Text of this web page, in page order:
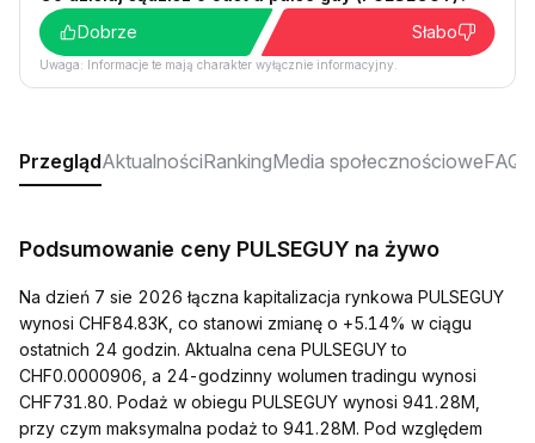
Dobrze
Słabo
Uwaga: Informacje te mają charakter wyłącznie informacyjny.
PrzeglądAktualnościRankingMedia społecznościoweFAQ
Podsumowanie ceny PULSEGUY na żywo
Na dzień 7 sie 2026 łączna kapitalizacja rynkowa PULSEGUY
wynosi CHF84.83K, co stanowi zmianę o +5.14% w ciągu
ostatnich 24 godzin. Aktualna cena PULSEGUY to
CHF0.0000906, a 24-godzinny wolumen tradingu wynosi
CHF731.80. Podaż w obiegu PULSEGUY wynosi 941.28M,
przy czym maksymalna podaż to 941.28M. Pod względem